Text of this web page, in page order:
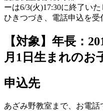
ーは6/3(火)17:30に終了いた
ひきつづき、電話申込を受
【対象】年長：
月1日生まれのお
申込先
あざみ野教室まで、お電話